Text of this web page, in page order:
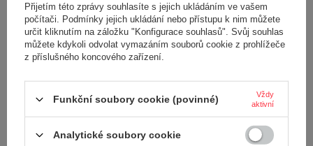
ZAHRADNÍ TRAKTOR RIDER
KASEI 3GC630 BENZÍNOVÁ
SEKAČKA NA TRÁVU
PROFESIONÁLNÍ VYŽÍNAČ
3,2KM
Přijetím této zprávy souhlasíte s jejich ukládáním ve vašem
počítači. Podmínky jejich ukládání nebo přístupu k nim můžete
určit kliknutím na záložku "Konfigurace souhlasů". Svůj souhlas
můžete kdykoli odvolat vymazáním souborů cookie z prohlížeče
z příslušného koncového zařízení.
Funkční soubory cookie (povinné)
Vždy
aktivní
Analytické soubory cookie